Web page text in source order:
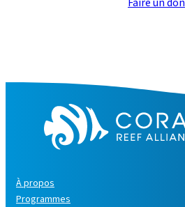
À propos
Programmes